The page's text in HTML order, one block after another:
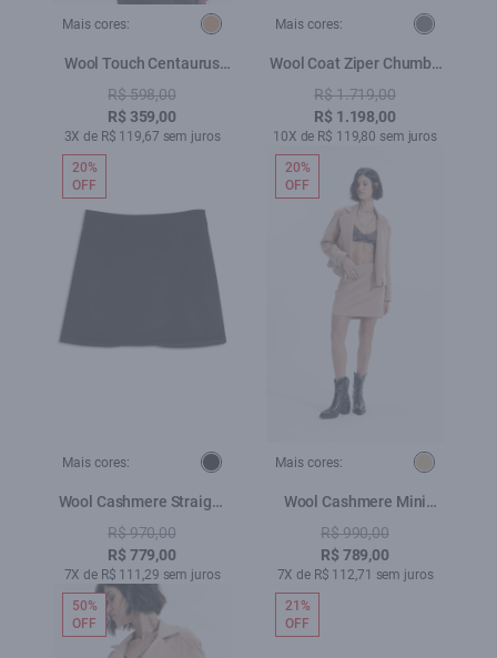
Mais cores:
Wool Touch Centaurus
Classic Xangai Ml Telha
R$ 598,00
R$ 359,00
3X de R$ 119,67 sem juros
Mais cores:
Wool Coat Ziper Chumbo
Mescla
R$ 1.719,00
R$ 1.198,00
10X de R$ 119,80 sem juros
Mais cores:
Wool Cashmere Straight
Preto
R$ 970,00
R$ 779,00
7X de R$ 111,29 sem juros
20%
OFF
Mais cores:
Wool Cashmere Mini
Bege
R$ 990,00
R$ 789,00
7X de R$ 112,71 sem juros
20%
OFF
50%
OFF
21%
OFF